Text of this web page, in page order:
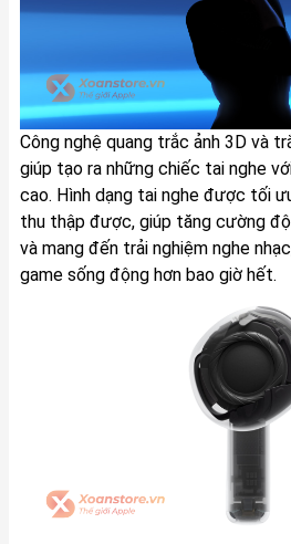
Công nghệ quang trắc ảnh 3D và
giúp tạo ra những chiếc tai nghe
cao. Hình dạng tai nghe được tối
thu thập được, giúp tăng cường
và mang đến trải nghiệm nghe
game sống động hơn bao giờ hết.